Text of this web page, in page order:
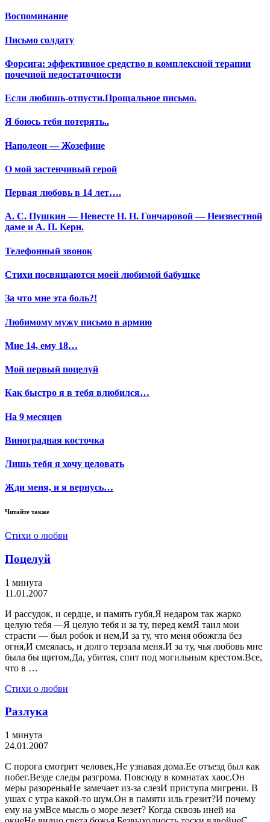
Воспоминание
Письмо солдату
Форсига: эффективное средство в комплексной терапии
почечной недостаточности
Если любишь-отпусти.Прощальное письмо.
Я боюсь тебя потерять..
Наполеон — Жозефине
О мой застенчивый герой
Первая любовь в 14 лет….
А. С. Пушкин — Невесте Н. Н. Гончаровой — Неизвестной
даме и А. П. Керн.
Телефонный звонок
Стихи посвящаются моей любимой бабушке
За что мне эта боль?!
Любимому мужу письмо в армию
Мне 14, ему 18…
Мой первый поцелуй
Как быстро я в тебя влюбился…
На 9 месяцев
Виноградная косточка
Лишь тебя я хочу целовать
Жди меня, и я вернусь…
Читайте также
Стихи о любви
Поцелуй
1 минута
11.01.2007
И рассудок, и сердце, и память губя,Я недаром так жарко
целую тебя —Я целую тебя и за ту, перед кемЯ таил мои
страсти — был робок и нем,И за ту, что меня обожгла без
огня,И смеялась, и долго терзала меня.И за ту, чья любовь мне
была бы щитом,Да, убитая, спит под могильным крестом.Все,
что в …
Стихи о любви
Разлука
1 минута
24.01.2007
С порога смотрит человек,Не узнавая дома.Ее отъезд был как
побег.Везде следы разгрома. Повсюду в комнатах хаос.Он
меры разореньяНе замечает из-за слезИ приступа мигрени. В
ушах с утра какой-то шум.Он в памяти иль грезит?И почему
ему на умВсе мысль о море лезет? Когда сквозь иней на